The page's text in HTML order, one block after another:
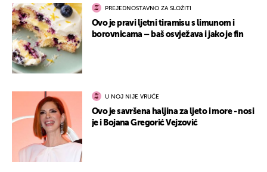
PREJEDNOSTAVNO ZA SLOŽITI
Ovo je pravi ljetni tiramisu s limunom i
borovnicama – baš osvježava i jako je fin
U NOJ NIJE VRUĆE
Ovo je savršena haljina za ljeto i more - nosi
je i Bojana Gregorić Vejzović